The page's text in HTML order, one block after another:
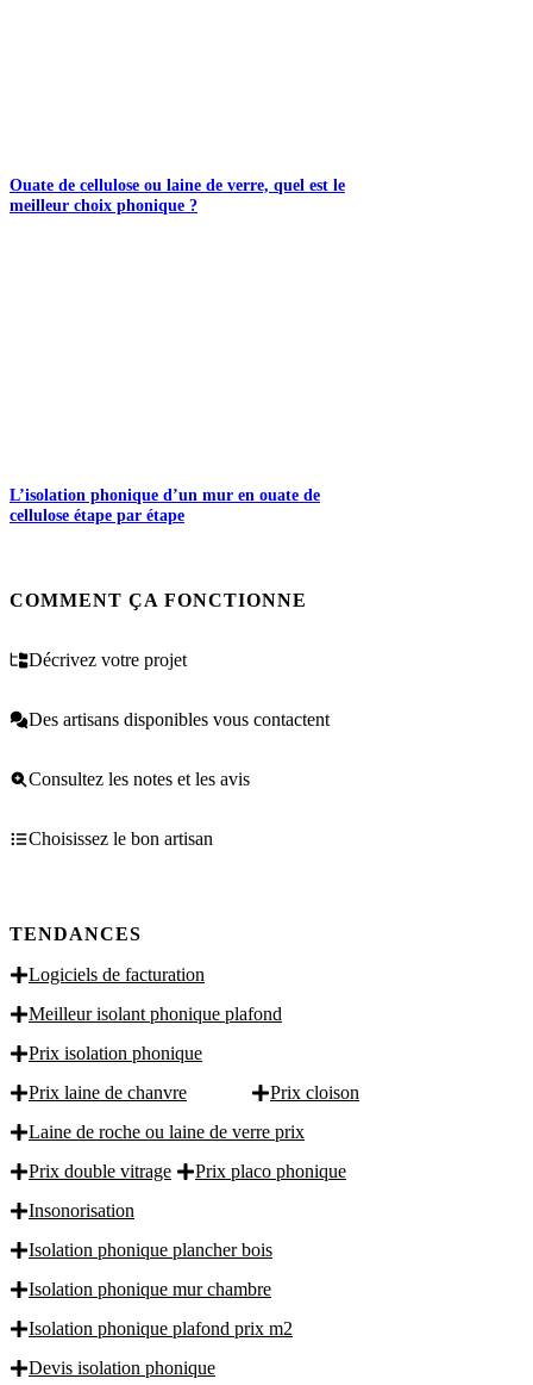
Ouate de cellulose ou laine de verre, quel est le
meilleur choix phonique ?
L’isolation phonique d’un mur en ouate de
cellulose étape par étape
COMMENT ÇA FONCTIONNE
Décrivez votre projet
Des artisans disponibles vous contactent
Consultez les notes et les avis
Choisissez le bon artisan
TENDANCES
Logiciels de facturation
Meilleur isolant phonique plafond
Prix isolation phonique
Prix laine de chanvre
Prix cloison
Laine de roche ou laine de verre prix
Prix double vitrage
Prix placo phonique
Insonorisation
Isolation phonique plancher bois
Isolation phonique mur chambre
Isolation phonique plafond prix m2
Devis isolation phonique